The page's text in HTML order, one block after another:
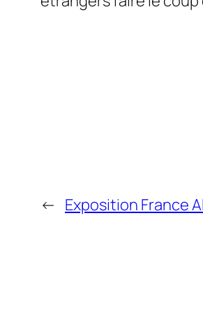
← Exposition France